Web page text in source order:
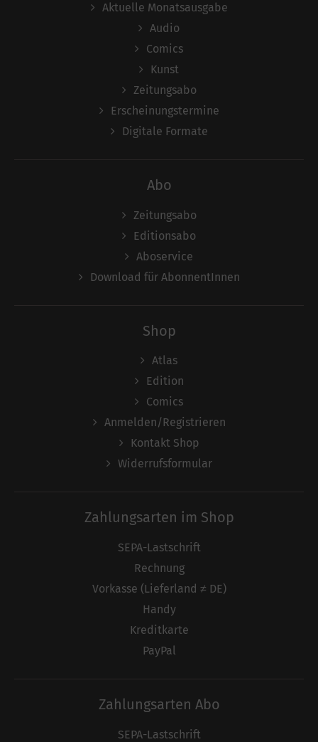
Aktuelle Monatsausgabe
Audio
Comics
Kunst
Zeitungsabo
Erscheinungstermine
Digitale Formate
Abo
Zeitungsabo
Editionsabo
Aboservice
Download für AbonnentInnen
Shop
Atlas
Edition
Comics
Anmelden/Registrieren
Kontakt Shop
Widerrufsformular
Zahlungsarten im Shop
SEPA-Lastschrift
Rechnung
Vorkasse (Lieferland ≠ DE)
Handy
Kreditkarte
PayPal
Zahlungsarten Abo
SEPA-Lastschrift